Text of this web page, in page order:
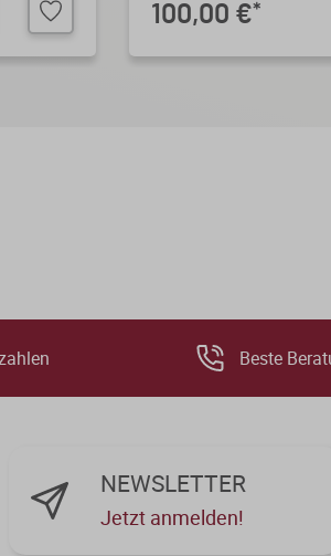
100,00 €*
Beste
NEWSLETTER
Jetzt anmelden!